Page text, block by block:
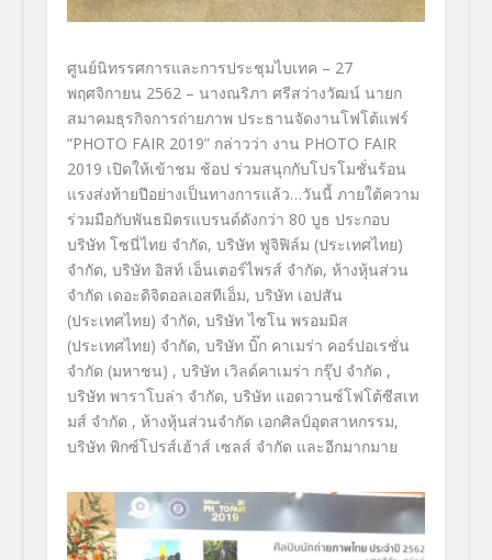
ศูนย์นิทรรศการและการประชุมไบเทค – 27
พฤศจิกายน 2562 – นางณริภา ศรีสว่างวัฒน์ นายก
สมาคมธุรกิจการถ่ายภาพ ประธานจัดงานโฟโต้แฟร์
“PHOTO FAIR 2019” กล่าวว่า งาน PHOTO FAIR
2019 เปิดให้เข้าชม ช้อป ร่วมสนุกกับโปรโมชั่นร้อน
แรงส่งท้ายปีอย่างเป็นทางการแล้ว…วันนี้ ภายใต้ความ
ร่วมมือกับพันธมิตรแบรนด์ดังกว่า 80 บูธ ประกอบ
บริษัท โซนี่ไทย จำกัด, บริษัท ฟูจิฟิล์ม (ประเทศไทย)
จำกัด, บริษัท อิสท์ เอ็นเตอร์ไพรส์ จำกัด, ห้างหุ้นส่วน
จำกัด เดอะดิจิตอลเอสทีเอ็ม, บริษัท เอปสัน
(ประเทศไทย) จำกัด, บริษัท ไซโน พรอมมิส
(ประเทศไทย) จำกัด, บริษัท บิ๊ก คาเมร่า คอร์ปอเรชั่น
จำกัด (มหาชน) , บริษัท เวิลด์คาเมร่า กรุ๊ป จำกัด ,
บริษัท พาราโบล่า จำกัด, บริษัท แอดวานซ์โฟโต้ซีสเท
มส์ จำกัด , ห้างหุ้นส่วนจำกัด เอกศิลป์อุตสาหกรรม,
บริษัท พิกซ์โปรส์เฮ้าส์ เซลส์ จำกัด และอีกมากมาย